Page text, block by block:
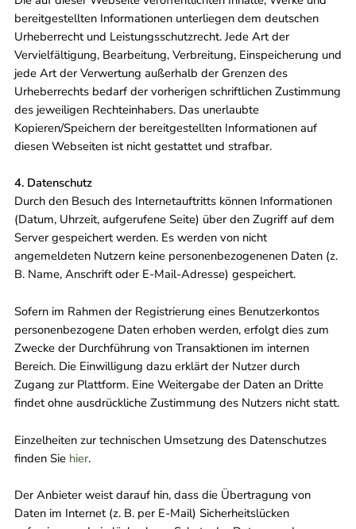
bereitgestellten Informationen unterliegen dem deutschen
Urheberrecht und Leistungsschutzrecht. Jede Art der
Vervielfältigung, Bearbeitung, Verbreitung, Einspeicherung und
jede Art der Verwertung außerhalb der Grenzen des
Urheberrechts bedarf der vorherigen schriftlichen Zustimmung
des jeweiligen Rechteinhabers. Das unerlaubte
Kopieren/Speichern der bereitgestellten Informationen auf
diesen Webseiten ist nicht gestattet und strafbar.
4. Datenschutz
Durch den Besuch des Internetauftritts können Informationen
(Datum, Uhrzeit, aufgerufene Seite) über den Zugriff auf dem
Server gespeichert werden. Es werden von nicht
angemeldeten Nutzern keine personenbezogenenen Daten (z.
B. Name, Anschrift oder E-Mail-Adresse) gespeichert.
Sofern im Rahmen der Registrierung eines Benutzerkontos
personenbezogene Daten erhoben werden, erfolgt dies zum
Zwecke der Durchführung von Transaktionen im internen
Bereich. Die Einwilligung dazu erklärt der Nutzer durch
Zugang zur Plattform. Eine Weitergabe der Daten an Dritte
findet ohne ausdrückliche Zustimmung des Nutzers nicht statt.
Einzelheiten zur technischen Umsetzung des Datenschutzes
finden Sie hier.
Der Anbieter weist darauf hin, dass die Übertragung von
Daten im Internet (z. B. per E-Mail) Sicherheitslücken